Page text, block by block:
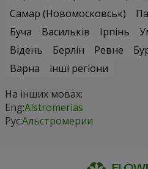
Самар (Новомосковськ)
Буча
Васильків Ірпінь
Відень
Берлін Ревне
Варна
інші регіони
На інших мовах:
Eng:Alstromerias
Рус:Альстромерии